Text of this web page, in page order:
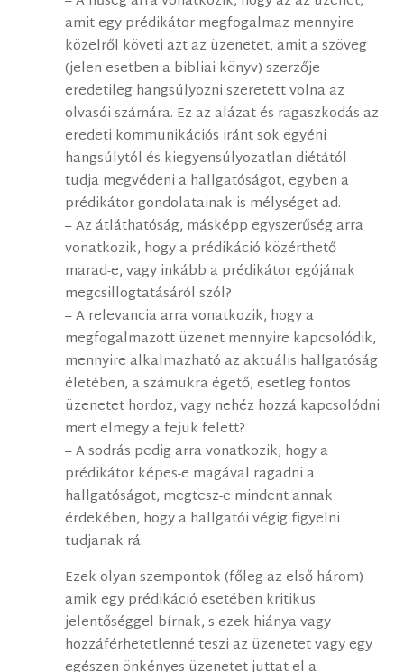
amit egy prédikátor megfogalmaz mennyire
közelről követi azt az üzenetet, amit a szöveg
(jelen esetben a bibliai könyv) szerzője
eredetileg hangsúlyozni szeretett volna az
olvasói számára. Ez az alázat és ragaszkodás az
eredeti kommunikációs iránt sok egyéni
hangsúlytól és kiegyensúlyozatlan diétától
tudja megvédeni a hallgatóságot, egyben a
prédikátor gondolatainak is mélységet ad.
– Az átláthatóság, másképp egyszerűség arra
vonatkozik, hogy a prédikáció közérthető
marad-e, vagy inkább a prédikátor egójának
megcsillogtatásáról szól?
– A relevancia arra vonatkozik, hogy a
megfogalmazott üzenet mennyire kapcsolódik,
mennyire alkalmazható az aktuális hallgatóság
életében, a számukra égető, esetleg fontos
üzenetet hordoz, vagy nehéz hozzá kapcsolódni
mert elmegy a fejük felett?
– A sodrás pedig arra vonatkozik, hogy a
prédikátor képes-e magával ragadni a
hallgatóságot, megtesz-e mindent annak
érdekében, hogy a hallgatói végig figyelni
tudjanak rá.
Ezek olyan szempontok (főleg az első három)
amik egy prédikáció esetében kritikus
jelentőséggel bírnak, s ezek hiánya vagy
hozzáférhetetlenné teszi az üzenetet vagy egy